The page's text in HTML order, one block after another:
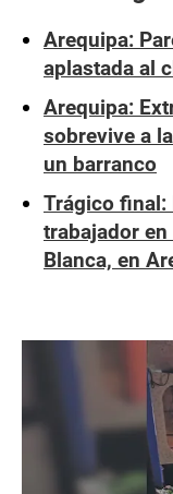
Arequipa:
aplastada al
Arequipa:
sobrevive a
un barranco
Trágico final:
trabajador
Blanca, en